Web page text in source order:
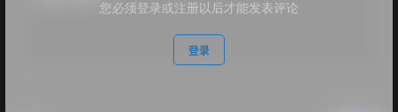
您必须登录或注册以后才能发表评论
登录